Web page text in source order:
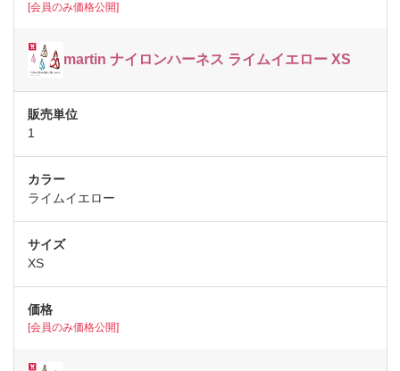
[会員のみ価格公開]
martin ナイロンハーネス ライムイエロー XS
1
ライムイエロー
XS
[会員のみ価格公開]